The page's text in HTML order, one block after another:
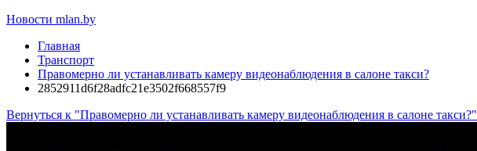
Новости mlan.by
Главная
Транспорт
Правомерно ли устанавливать камеру видеонаблюдения в салоне такси?
2852911d6f28adfc21e3502f668557f9
Вернуться к "Правомерно ли устанавливать камеру видеонаблюдения в салоне такси?"